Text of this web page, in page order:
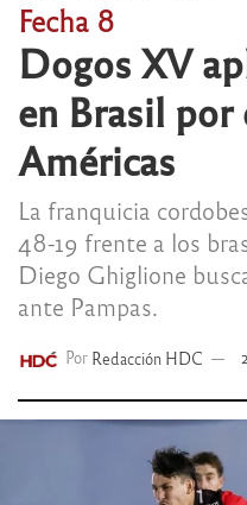
Fecha 8
Dogos XV
en Brasil por
Américas
La franquicia
48-19 frente a los
Diego Ghiglione
ante Pampas.
Por Redacción HDC